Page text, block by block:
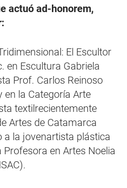
actuó ad-honorem,
El Escultor
en Escultura Gabriela
Prof. Carlos Reinoso
en la Categoría Arte
textilrecientemente
Artes de Catamarca
a la jovenartista plástica
en Artes Noelia